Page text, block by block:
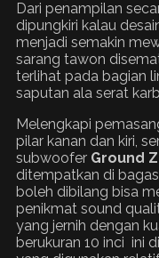
Dari penampilan
dipungkiri kalau
menjadi semakin
sarang tawon
terlihat pada bagian
saputan ala serat
Melengkapi
pilar kanan dan kiri,
subwoofer Ground
ditempatkan di
boleh dibilang bisa
penikmat sound
yang jernih dengan
berukuran 10 inci ini